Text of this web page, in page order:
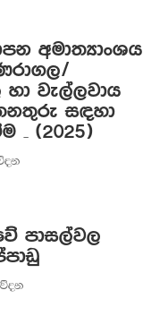
අමාත්‍යාංශය
වැල්ලවාය
සඳහා
– (2025)
පාසල්වල